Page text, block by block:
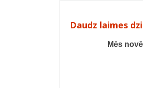
Daudz laimes
Mēs